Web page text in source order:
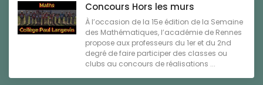
Concours Hors les murs
À l’occasion de la 15e édition de la Semaine
des Mathématiques, l’académie de Rennes
propose aux professeurs du 1er et du 2nd
degré de faire participer des classes ou
clubs au concours de réalisations ...